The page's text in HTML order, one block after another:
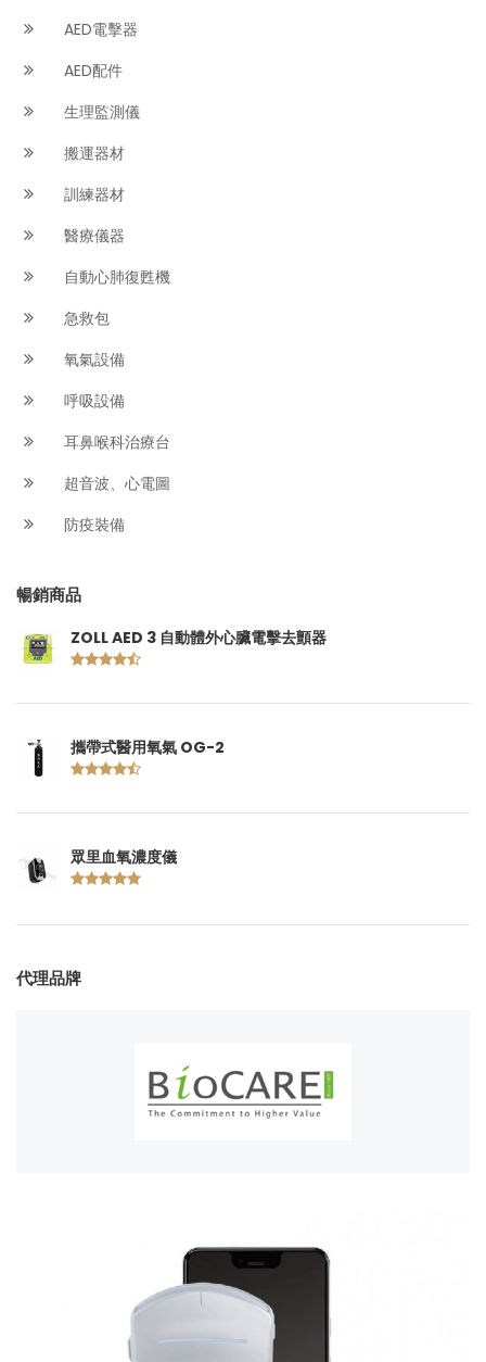
AED電擊器
AED配件
生理監測儀
搬運器材
訓練器材
醫療儀器
自動心肺復甦機
急救包
氧氣設備
呼吸設備
耳鼻喉科治療台
超音波、心電圖
防疫裝備
暢銷商品
ZOLL AED 3 自動體外心臟電擊去顫器
攜帶式醫用氧氣 OG-2
眾里血氧濃度儀
代理品牌